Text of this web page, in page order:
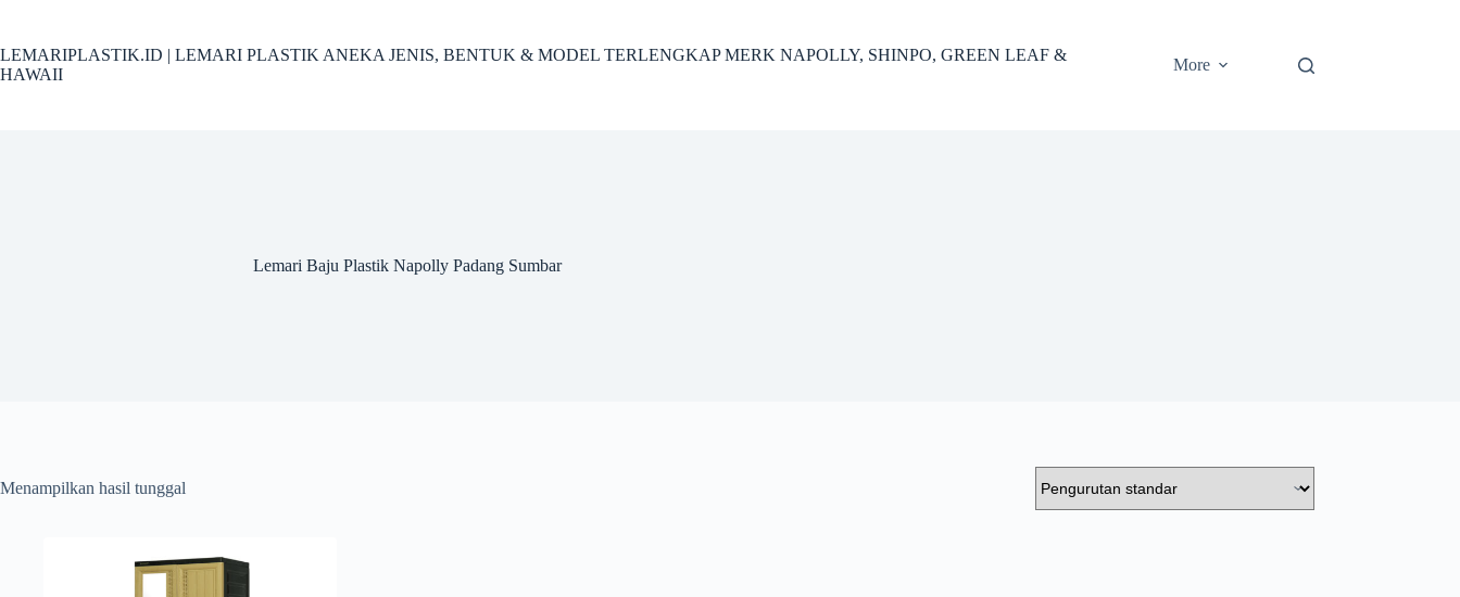
content
LEMARIPLASTIK.ID | LEMARI PLASTIK ANEKA JENIS, BENTUK & MODEL TERLENGKAP MERK NAPOLLY, SHINPO, GREEN LEAF &
HAWAII
More
Lemari Baju Plastik Napolly Padang Sumbar
Menampilkan hasil tunggal